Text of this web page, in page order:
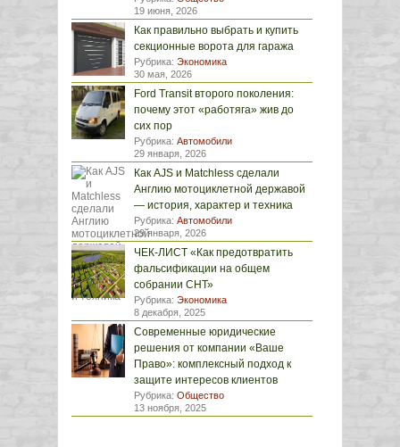
19 июня, 2026
Как правильно выбрать и купить
секционные ворота для гаража
Рубрика: Экономика
30 мая, 2026
Ford Transit второго поколения:
почему этот «работяга» жив до
сих пор
Рубрика: Автомобили
29 января, 2026
Как AJS и Matchless сделали
Англию мотоциклетной державой
— история, характер и техника
Рубрика: Автомобили
29 января, 2026
ЧЕК-ЛИСТ «Как предотвратить
фальсификации на общем
собрании СНТ»
Рубрика: Экономика
8 декабря, 2025
Современные юридические
решения от компании «Ваше
Право»: комплексный подход к
защите интересов клиентов
Рубрика: Общество
13 ноября, 2025